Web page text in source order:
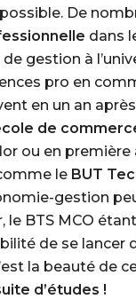
possible. De
dans
gestion à
pro en
en un an
de
ou en
le BUT
gestion
le BTS MCO
de se lancer
la beauté de
d’études !